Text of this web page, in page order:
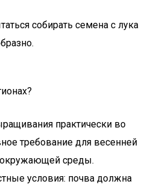
собирать семена с лука
практически во
требование для весенней
окружающей среды.
условия: почва должна